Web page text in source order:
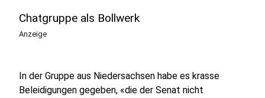
Chatgruppe als Bollwerk
Anzeige
In der Gruppe aus Niedersachsen habe es krasse
Beleidigungen gegeben, «die der Senat nicht